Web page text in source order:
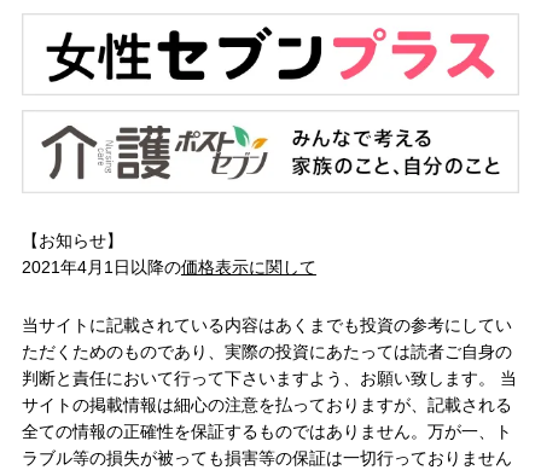
【お知らせ】
2021年4月1日以降の価格表示に関して
当サイトに記載されている内容はあくまでも投資の参考にしてい
ただくためのものであり、実際の投資にあたっては読者ご自身の
判断と責任において行って下さいますよう、お願い致します。 当
サイトの掲載情報は細心の注意を払っておりますが、記載される
全ての情報の正確性を保証するものではありません。万が一、ト
ラブル等の損失が被っても損害等の保証は一切行っておりません